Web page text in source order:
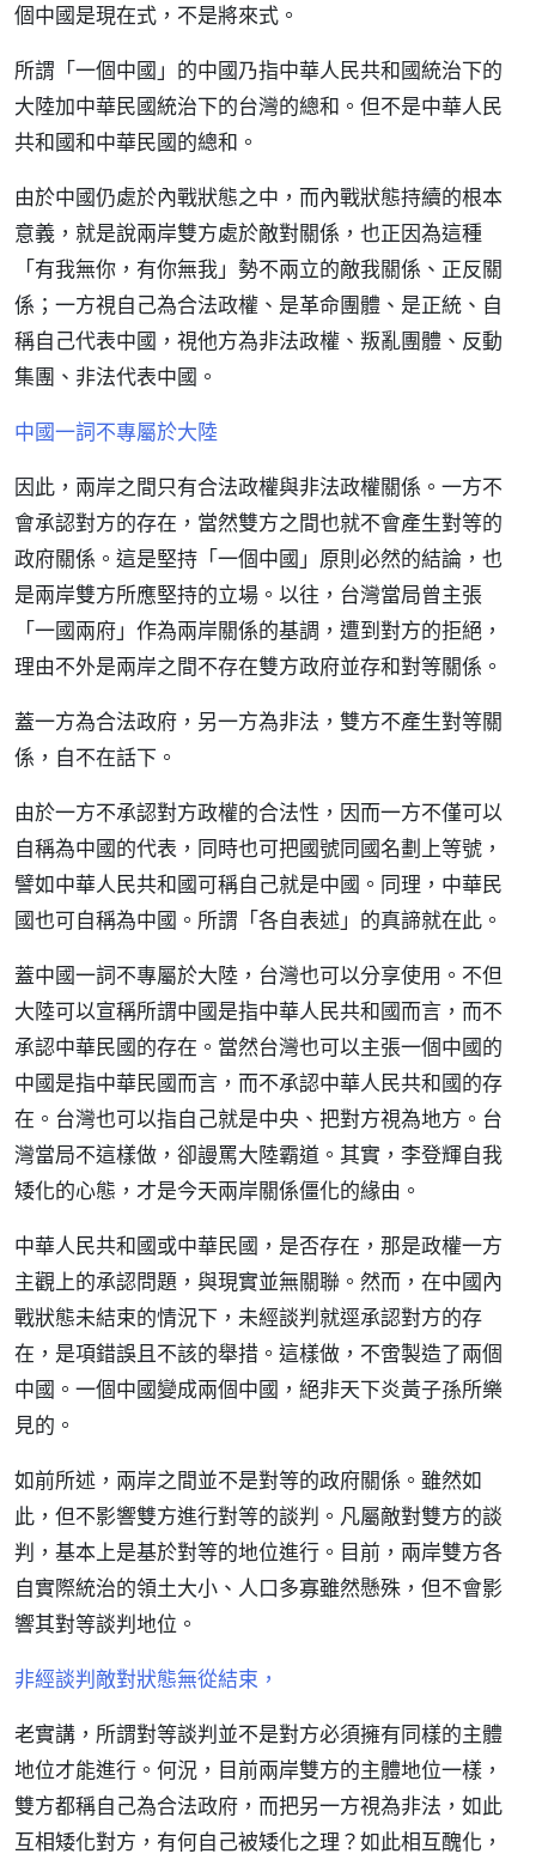
個中國是現在式，不是將來式。
所謂「一個中國」的中國乃指中華人民共和國統治下的
大陸加中華民國統治下的台灣的總和。但不是中華人民
共和國和中華民國的總和。
由於中國仍處於內戰狀態之中，而內戰狀態持續的根本
意義，就是說兩岸雙方處於敵對關係，也正因為這種
「有我無你，有你無我」勢不兩立的敵我關係、正反關
係；一方視自己為合法政權、是革命團體、是正統、自
稱自己代表中國，視他方為非法政權、叛亂團體、反動
集團、非法代表中國。
中國一詞不專屬於大陸
因此，兩岸之間只有合法政權與非法政權關係。一方不
會承認對方的存在，當然雙方之間也就不會產生對等的
政府關係。這是堅持「一個中國」原則必然的結論，也
是兩岸雙方所應堅持的立場。以往，台灣當局曾主張
「一國兩府」作為兩岸關係的基調，遭到對方的拒絕，
理由不外是兩岸之間不存在雙方政府並存和對等關係。
蓋一方為合法政府，另一方為非法，雙方不產生對等關
係，自不在話下。
由於一方不承認對方政權的合法性，因而一方不僅可以
自稱為中國的代表，同時也可把國號同國名劃上等號，
譬如中華人民共和國可稱自己就是中國。同理，中華民
國也可自稱為中國。所謂「各自表述」的真諦就在此。
蓋中國一詞不專屬於大陸，台灣也可以分享使用。不但
大陸可以宣稱所謂中國是指中華人民共和國而言，而不
承認中華民國的存在。當然台灣也可以主張一個中國的
中國是指中華民國而言，而不承認中華人民共和國的存
在。台灣也可以指自己就是中央、把對方視為地方。台
灣當局不這樣做，卻謾罵大陸霸道。其實，李登輝自我
矮化的心態，才是今天兩岸關係僵化的緣由。
中華人民共和國或中華民國，是否存在，那是政權一方
主觀上的承認問題，與現實並無關聯。然而，在中國內
戰狀態未結束的情況下，未經談判就逕承認對方的存
在，是項錯誤且不該的舉措。這樣做，不啻製造了兩個
中國。一個中國變成兩個中國，絕非天下炎黃子孫所樂
見的。
如前所述，兩岸之間並不是對等的政府關係。雖然如
此，但不影響雙方進行對等的談判。凡屬敵對雙方的談
判，基本上是基於對等的地位進行。目前，兩岸雙方各
自實際統治的領土大小、人口多寡雖然懸殊，但不會影
響其對等談判地位。
非經談判敵對狀態無從結束，
老實講，所謂對等談判並不是對方必須擁有同樣的主體
地位才能進行。何況，目前兩岸雙方的主體地位一樣，
雙方都稱自己為合法政府，而把另一方視為非法，如此
互相矮化對方，有何自己被矮化之理？如此相互醜化，